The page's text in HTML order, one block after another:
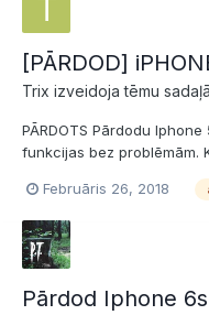
[PĀRDOD]
Trix izveidoja tēmu
PĀRDOTS Pārdodu
funkcijas bez problēmām.
kādreiz tādas būs
Rīga +3712236...
Februāris 26, 2018
Pārdod Iphone